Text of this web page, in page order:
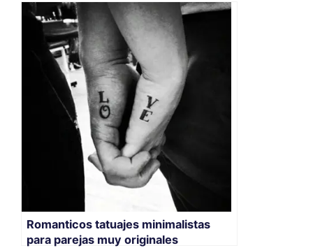
Romanticos tatuajes minimalistas
para parejas muy originales